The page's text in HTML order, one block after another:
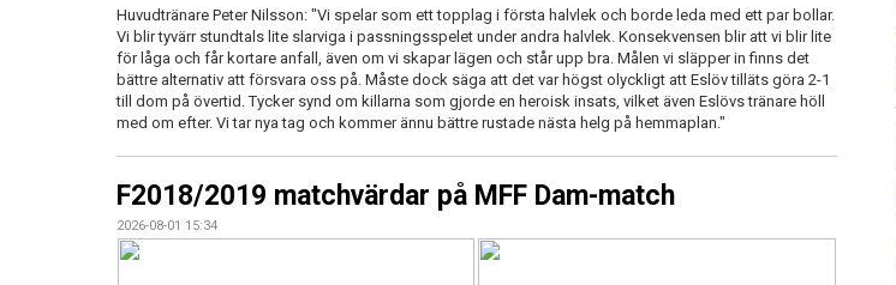
Huvudtränare Peter Nilsson: "Vi spelar som ett topplag i första halvlek och borde leda med ett par bollar.
Vi blir tyvärr stundtals lite slarviga i passningsspelet under andra halvlek. Konsekvensen blir att vi blir lite
för låga och får kortare anfall, även om vi skapar lägen och står upp bra. Målen vi släpper in finns det
bättre alternativ att försvara oss på. Måste dock säga att det var högst olyckligt att Eslöv tilläts göra 2-1
till dom på övertid. Tycker synd om killarna som gjorde en heroisk insats, vilket även Eslövs tränare höll
med om efter. Vi tar nya tag och kommer ännu bättre rustade nästa helg på hemmaplan."
F2018/2019 matchvärdar på MFF Dam-match
2026-08-01 15:34